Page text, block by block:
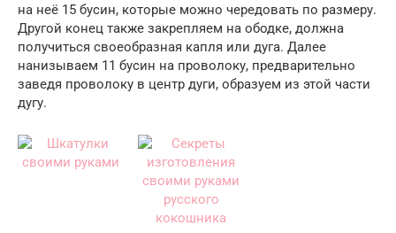
на неё 15 бусин, которые можно чередовать по размеру.
Другой конец также закрепляем на ободке, должна
получиться своеобразная капля или дуга. Далее
нанизываем 11 бусин на проволоку, предварительно
заведя проволоку в центр дуги, образуем из этой части
дугу.